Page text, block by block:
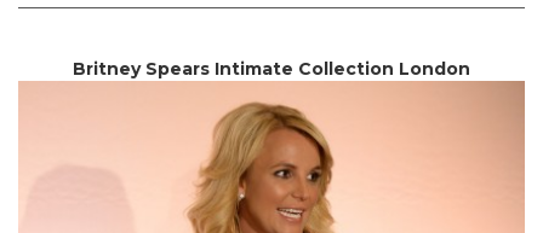
Britney Spears Intimate Collection London